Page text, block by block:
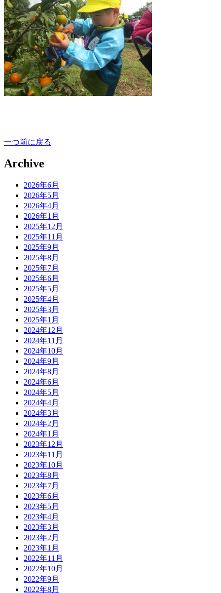
一つ前に戻る
Archive
2026年6月
2026年5月
2026年4月
2026年1月
2025年12月
2025年11月
2025年9月
2025年8月
2025年7月
2025年6月
2025年5月
2025年4月
2025年3月
2025年1月
2024年12月
2024年11月
2024年10月
2024年9月
2024年8月
2024年6月
2024年5月
2024年4月
2024年3月
2024年2月
2024年1月
2023年12月
2023年11月
2023年10月
2023年8月
2023年7月
2023年6月
2023年5月
2023年4月
2023年3月
2023年2月
2023年1月
2022年11月
2022年10月
2022年9月
2022年8月